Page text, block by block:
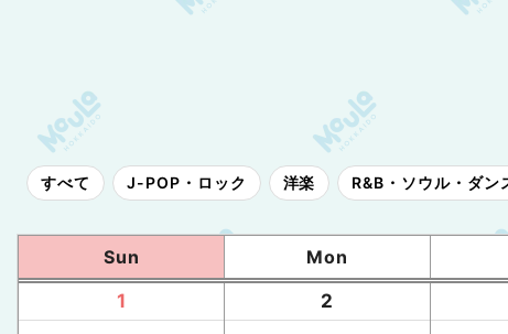
すべて J-POP・ロック 洋楽 R&B・ソウル・ダン
Sun Mon
1
2